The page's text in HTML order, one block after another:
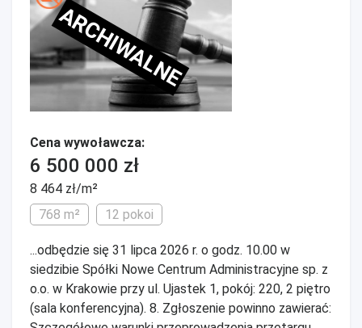
ARCHIWALNE
Cena wywoławcza:
6 500 000 zł
8 464 zł/m²
768 m²
12 pokoi
...odbędzie się 31 lipca 2026 r. o godz. 10.00 w
siedzibie Spółki Nowe Centrum Administracyjne sp. z
o.o. w Krakowie przy ul. Ujastek 1, pokój: 220, 2 piętro
(sala konferencyjna). 8. Zgłoszenie powinno zawierać: